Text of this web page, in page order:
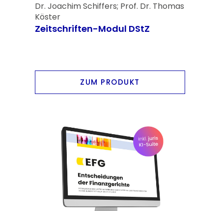
Dr. Joachim Schiffers; Prof. Dr. Thomas
Köster
Zeitschriften-Modul DStZ
ZUM PRODUKT